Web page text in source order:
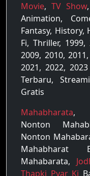
Movie, TV Show,
Animation,
Fantasy, History,
Fi, Thriller, 1999,
2009, 2010,
2021, 2022,
Terbaru,
Gratis
Mahabharata,
Nonton
Nonton
Mahabharat
Mahabarata,
Thapki Pyar Ki